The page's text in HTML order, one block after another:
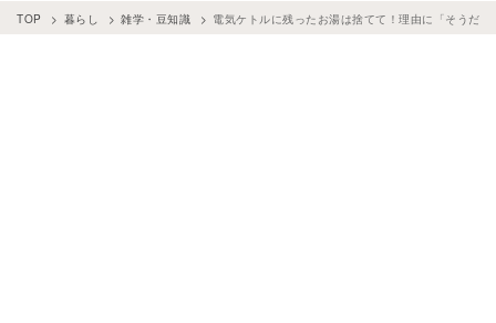
TOP 暮らし 雑学・豆知識 電気ケトルに残ったお湯は捨てて！理由に「そうだ